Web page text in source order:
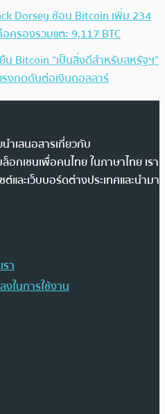
Dorsey ช้อน Bitcoin เพิ่ม 234
ครองรวมแตะ 9,117 BTC
น Bitcoin “เป็นสิ่งดีสำหรับสหรัฐฯ”
รงกดดันต่อเงินดอลลาร์
ำเสนอสารเกี่ยวกับ
อกเชนเพื่อคนไทย ในภาษาไทย เรา
ละเว็บบอร์ดต่างประเทศและนำมา
า
ในการใช้งาน